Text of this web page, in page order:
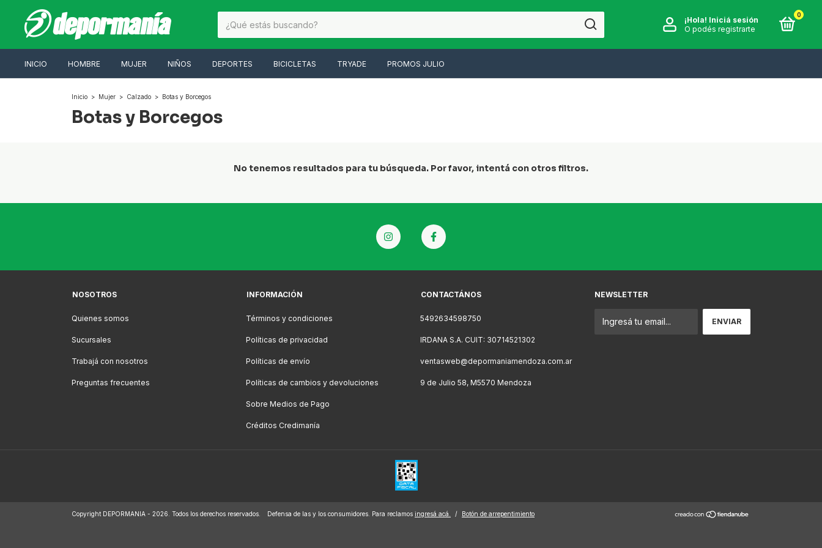
¡Hola! Iniciá sesión
O podés registrarte
0
INICIO HOMBRE MUJER NIÑOS DEPORTES BICICLETAS TRYADE PROMOS JULIO
Inicio > Mujer > Calzado > Botas y Borcegos
Botas y Borcegos
No tenemos resultados para tu búsqueda. Por favor, intentá con otros filtros.
NOSOTROS
Quienes somos
Sucursales
Trabajá con nosotros
Preguntas frecuentes
INFORMACIÓN
Términos y condiciones
Políticas de privacidad
Políticas de envío
Políticas de cambios y devoluciones
Sobre Medios de Pago
Créditos Credimanía
CONTACTÁNOS
5492634598750
IRDANA S.A. CUIT: 30714521302
ventasweb@depormaniamendoza.com.ar
9 de Julio 58, M5570 Mendoza
NEWSLETTER
Copyright DEPORMANIA - 2026. Todos los derechos reservados. Defensa de las y los consumidores. Para reclamos ingresá acá. / Botón de arrepentimiento